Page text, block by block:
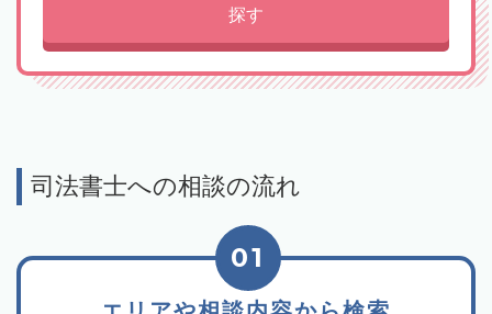
探す
司法書士への相談の流れ
01